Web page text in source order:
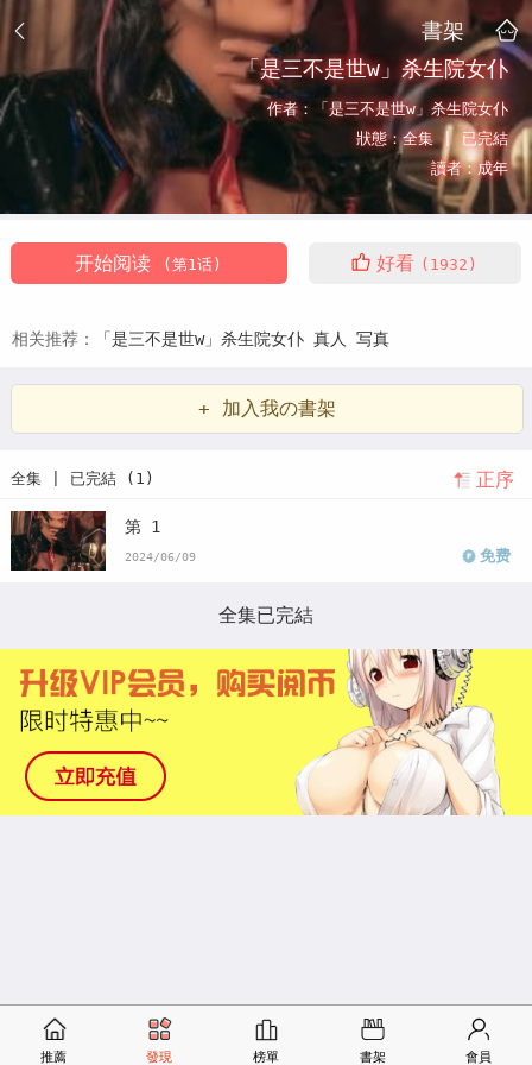
書架
「是三不是世w」杀生院女仆
作者：
「是三不是世w」杀生院女仆
狀態：全集 | 已完結
讀者：成年
开始阅读 (第1话) 好看 (1932)
相关推荐： 「是三不是世w」杀生院女仆 真人 写真
+ 加入我の書架
全集 | 已完結 (1) 正序
第 1
2024/06/09 免费
全集已完結
推薦 發現 榜單 書架 會員